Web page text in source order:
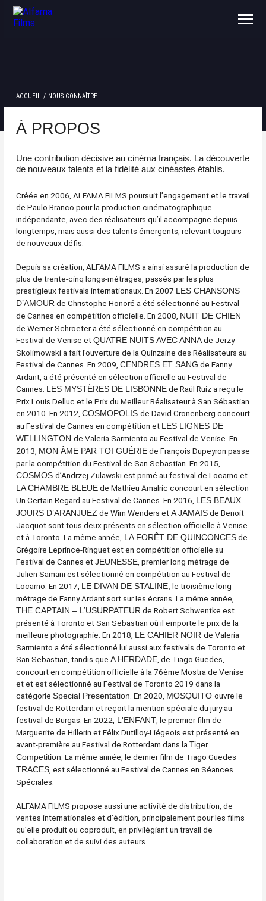
NOUS CONNAÎTRE
CONTACTS
ACCUEIL NOUS CONNAÎTRE
À PROPOS
Une contribution décisive au cinéma français. La découverte
de nouveaux talents et la fidélité aux cinéastes établis.
Créée en 2006, ALFAMA FILMS poursuit l’engagement et le travail
de Paulo Branco pour la production cinématographique
indépendante, avec des réalisateurs qu’il accompagne depuis
longtemps, mais aussi des talents émergents, relevant toujours
de nouveaux défis.
Depuis sa création, ALFAMA FILMS a ainsi assuré la production de
plus de trente-cinq longs-métrages, passés par les plus
prestigieux festivals internationaux. En 2007 LES CHANSONS
D’AMOUR de Christophe Honoré a été sélectionné au Festival
de Cannes en compétition officielle. En 2008, NUIT DE CHIEN
de Werner Schroeter a été sélectionné en compétition au
Festival de Venise et QUATRE NUITS AVEC ANNA de Jerzy
Skolimowski a fait l’ouverture de la Quinzaine des Réalisateurs au
Festival de Cannes. En 2009, CENDRES ET SANG de Fanny
Ardant, a été présenté en sélection officielle au Festival de
Cannes. LES MYSTÈRES DE LISBONNE de Raúl Ruiz a reçu le
Prix Louis Delluc et le Prix du Meilleur Réalisateur à San Sébastian
en 2010. En 2012, COSMOPOLIS de David Cronenberg concourt
au Festival de Cannes en compétition et LES LIGNES DE
WELLINGTON de Valeria Sarmiento au Festival de Venise. En
2013, MON ÂME PAR TOI GUÉRIE de François Dupeyron passe
par la compétition du Festival de San Sebastian. En 2015,
COSMOS d’Andrzej Zulawski est primé au festival de Locarno et
LA CHAMBRE BLEUE de Mathieu Amalric concourt en sélection
Un Certain Regard au Festival de Cannes. En 2016, LES BEAUX
JOURS D’ARANJUEZ de Wim Wenders et A JAMAIS de Benoit
Jacquot sont tous deux présents en sélection officielle à Venise
et à Toronto. La même année,
LA FORÊT DE QUINCONCES de
Grégoire Leprince-Ringuet est en compétition officielle au
Festival de Cannes et JEUNESSE , premier long métrage de
Julien Samani est sélectionné en compétition au Festival de
Locarno. En 2017, LE DIVAN DE STALINE, le troisième long-
métrage de Fanny Ardant sort sur les écrans. La même année,
THE CAPTAIN – L’USURPATEUR de Robert Schwentke est
présenté à Toronto et San Sebastian où il emporte le prix de la
meilleure photographie. En 2018, LE CAHIER NOIR de Valeria
Sarmiento a été sélectionné lui aussi aux festivals de Toronto et
San Sebastian, tandis que A HERDADE , de Tiago Guedes,
concourt en compétition officielle à la 76ème Mostra de Venise
et et est sélectionné au Festival de Toronto 2019 dans la
catégorie Special Presentation . En 2020, MOSQUITO ouvre le
festival de Rotterdam et reçoit la mention spéciale du jury au
festival de Burgas. En 2022,
L'ENFANT , le premier film de
Marguerite de Hillerin et Félix Dutilloy-Liégeois est présenté en
avant-première au Festival de Rotterdam dans la Tiger
Competition . La même année, le dernier film de Tiago Guedes
TRACES , est sélectionné au Festival de Cannes en Séances
Spéciales.
ALFAMA FILMS propose aussi une activité de distribution, de
ventes internationales et d’édition, principalement pour les films
qu’elle produit ou coproduit, en privilégiant un travail de
collaboration et de suivi des auteurs.